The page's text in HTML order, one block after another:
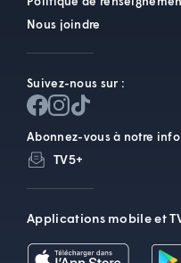
Nous joindre
Suivez-nous sur :
Abonnez-vous à notre
TV5+
Applications mobile et